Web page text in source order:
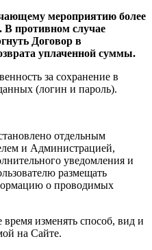
мероприятию более
противном случае
Договор в
уплаченной суммы.
за сохранение в
(логин и пароль).
отдельным
и Администрацией,
уведомления и
размещать
о проводимых
изменять способ, вид и
на Сайте.